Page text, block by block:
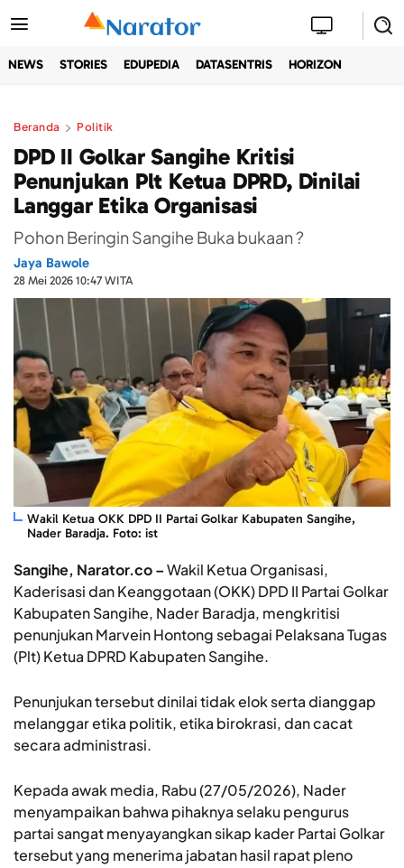
NEWS STORIES EDUPEDIA DATASENTRIS HORIZON
Beranda Politik
DPD II Golkar Sangihe Kritisi
Penunjukan Plt Ketua DPRD, Dinilai
Langgar Etika Organisasi
Pohon Beringin Sangihe Buka bukaan ?
Jaya Bawole
28 Mei 2026 10:47 WITA
Wakil Ketua OKK DPD II Partai Golkar Kabupaten Sangihe,
Nader Baradja. Foto: ist
Sangihe, Narator.co –Wakil Ketua Organisasi,
Kaderisasi dan Keanggotaan (OKK) DPD II Partai Golkar
Kabupaten Sangihe, Nader Baradja, mengkritisi
penunjukan Marvein Hontong sebagai Pelaksana Tugas
(Plt) Ketua DPRD Kabupaten Sangihe.
Penunjukan tersebut dinilai tidak elok serta dianggap
melanggar etika politik, etika birokrasi, dan cacat
secara administrasi.
Kepada awak media, Rabu (27/05/2026), Nader
menyampaikan bahwa pihaknya selaku pengurus
partai sangat menyayangkan sikap kader Partai Golkar
tersebut yang menerima jabatan hasil rapat pleno